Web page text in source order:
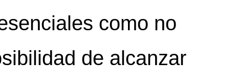
como no
de alcanzar